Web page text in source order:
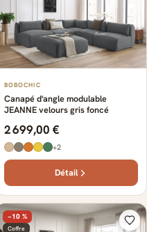
BOBOCHIC
Canapé d'angle modulable
JEANNE velours gris foncé
2 699,00 €
+2
Détail
−10 %
Coffre